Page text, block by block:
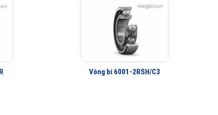
tuyệt vời. Ở đây chúng tôi xin giới thiệu tới Qúy khách
2 cầu hỏi được quý khách hàng quan tâm nhất. Cũng dễ
Vòng bi 6001-2RSH/C3